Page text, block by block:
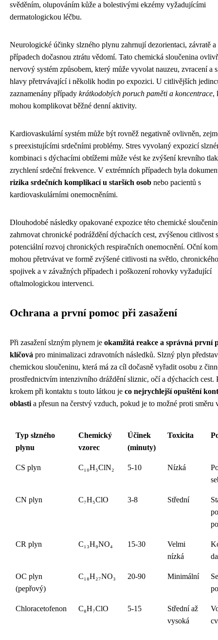
svěděním, olupováním kůže a bolestivými ekzémy vyžadujícími
dermatologickou léčbu.
Neurologické účinky slzného plynu zahrnují dezorientaci, závratě
případech dočasnou ztrátu vědomí. Tato chemická sloučenina
nervový systém způsobem, který může vyvolat nauzeu, zvracení a
hlavy přetrvávající i několik hodin po expozici. U citlivějších
zaznamenány případy krátkodobých poruch paměti a koncentrace,
mohou komplikovat běžné denní aktivity.
Kardiovaskulární systém může být rovněž negativně ovlivněn,
s preexistujícími srdečními problémy. Stres vyvolaný expozicí
kombinaci s dýchacími obtížemi může vést ke zvýšení krevního
zrychlení srdeční frekvence. V extrémních případech byla
rizika srdečních komplikací u starších osob nebo pacientů s
kardiovaskulárními onemocněními.
Dlouhodobé následky opakované expozice této chemické
zahrnovat chronické podráždění dýchacích cest, zvýšenou citlivost
potenciální rozvoj chronických respiračních onemocnění. Oční
mohou přetrvávat ve formě zvýšené citlivosti na světlo,
spojivek a v závažných případech i poškození rohovky vyžadující
oftalmologickou intervenci.
Ochrana a první pomoc při zasažení
Při zasažení slzným plynem je okamžitá reakce a správná první
klíčová pro minimalizaci zdravotních následků. Slzný plyn
chemickou sloučeninu, která má za cíl dočasně vyřadit osobu z
prostřednictvím intenzivního dráždění sliznic, očí a dýchacích cest.
krokem při kontaktu s touto látkou je co nejrychlejší opuštění
oblasti a přesun na čerstvý vzduch, pokud je to možné proti směru
Typ slzného
plynu
Chemický
vzorec
Účinek
(minuty)
Toxicita
CS plyn C₁₀H₅ClN₂ 5-10 Nízká
CN plyn C₇H₅ClO 3-8 Střední
CR plyn C₁₃H₉NO₄ 15-30
Velmi
nízká
OC plyn
(pepřový)
C₁₈H₂₇NO₃ 20-90 Minimální
Chloracetofenon C₈H₇ClO 5-15
Střední až
vysoká